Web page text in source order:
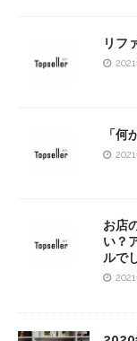
リフ
「
お店
い？
ルで